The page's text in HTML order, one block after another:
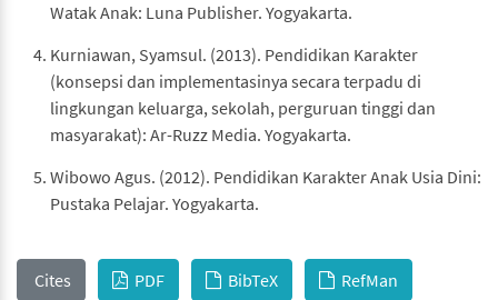
Watak Anak: Luna Publisher. Yogyakarta.
Kurniawan, Syamsul. (2013). Pendidikan Karakter
(konsepsi dan implementasinya secara terpadu di
lingkungan keluarga, sekolah, perguruan tinggi dan
masyarakat): Ar-Ruzz Media. Yogyakarta.
Wibowo Agus. (2012). Pendidikan Karakter Anak Usia Dini:
Pustaka Pelajar. Yogyakarta.
Cites PDF BibTeX RefMan